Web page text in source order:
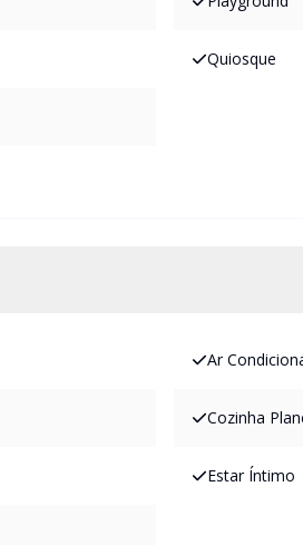
Quiosque
Ar
Cozinha
Estar Íntimo